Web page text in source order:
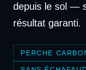
depuis le sol —
résultat garanti.
PERCHE